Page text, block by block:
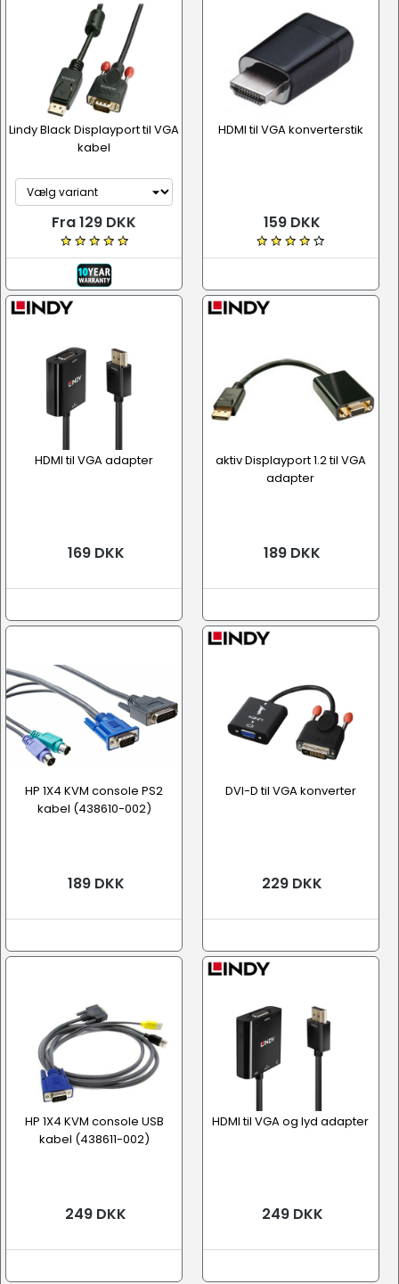
Lindy Black Displayport til VGA
kabel
Fra 129 DKK
HDMI til VGA konverterstik
159 DKK
HDMI til VGA adapter
169 DKK
aktiv Displayport 1.2 til VGA
adapter
189 DKK
HP 1X4 KVM console PS2
kabel (438610-002)
189 DKK
DVI-D til VGA konverter
229 DKK
HP 1X4 KVM console USB
kabel (438611-002)
249 DKK
HDMI til VGA og lyd adapter
249 DKK